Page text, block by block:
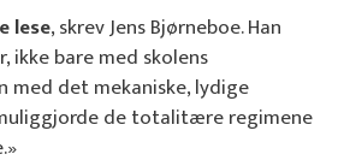
lese, skrev Jens Bjørneboe. Han
ikke bare med skolens
med det mekaniske, lydige
de totalitære regimene